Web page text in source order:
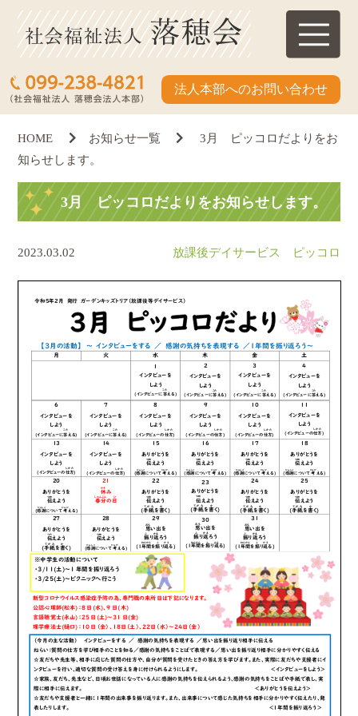
法人本部へのお問い合わせ
HOME お知らせ一覧
3月 ピッコロだよりをお
知らせします。
3月 ピッコロだよりをお知らせします。
放課後デイサービス ピッコロ
2023.03.02